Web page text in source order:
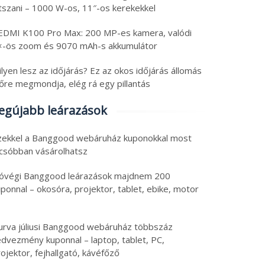
olcsóság tippek:
Hz-es GPS SIM
40 W-os
Tech újdonságok:
telefon forgatható
– 1000 W-os, 11″-os kerekekkel
K100 Pro Max: 200 MP-es kamera, valódi
ös zoom és 9070 mAh-s akkumulátor
lesz az időjárás? Ez az okos időjárás állomás
megmondja, elég rá egy pillantás
leárazások
a Banggood webáruház kuponokkal most
vásárolhatsz
Banggood leárazások majdnem 200
– okosóra, projektor, tablet, ebike, motor
júliusi Banggood webáruház többszáz
kuponnal – laptop, tablet, PC,
fejhallgató, kávéfőző